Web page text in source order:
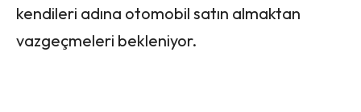
kendileri adına otomobil satın almaktan
vazgeçmeleri bekleniyor.